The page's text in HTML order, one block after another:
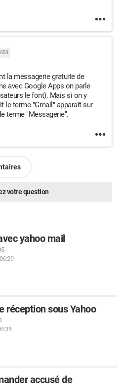
la messagerie gratuite de
avec Google Apps on parle
le font). Mais si on y
le terme "Gmail" apparaît sur
terme "Messagerie".
votre question
yahoo mail
réception sous Yahoo
accusé de